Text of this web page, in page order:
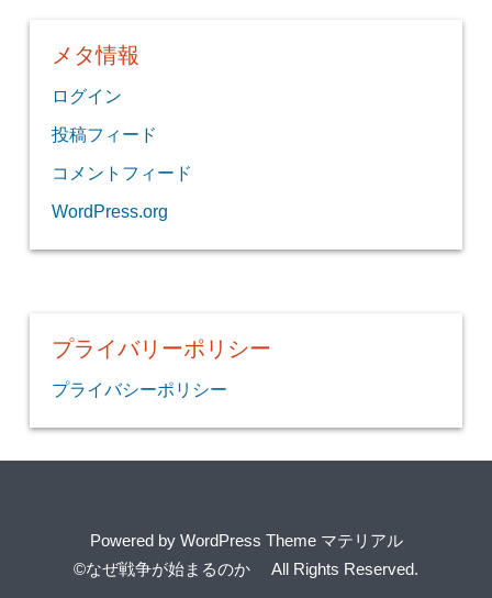
メタ情報
ログイン
投稿フィード
コメントフィード
WordPress.org
プライバリーポリシー
プライバシーポリシー
Powered by WordPress Theme マテリアル
©なぜ戦争が始まるのか
All Rights Reserved.